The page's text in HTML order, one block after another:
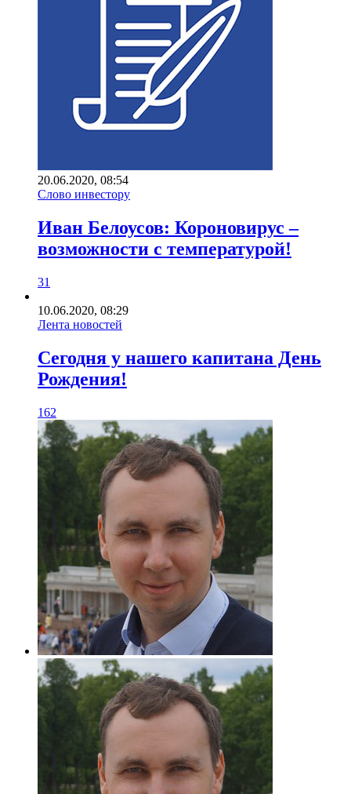
20.06.2020, 08:54
Слово инвестору
Иван Белоусов: Короновирус –
возможности с температурой!
31
10.06.2020, 08:29
Лента новостей
Сегодня у нашего капитана День
Рождения!
162